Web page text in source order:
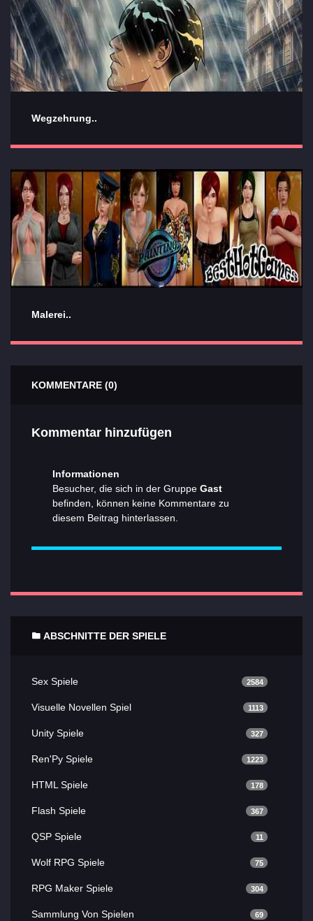
Wegzehrung..
Malerei..
KOMMENTARE (0)
Kommentar hinzufügen
Informationen
Besucher, die sich in der Gruppe Gast
befinden, können keine Kommentare zu
diesem Beitrag hinterlassen.
ABSCHNITTE DER SPIELE
Sex Spiele 2584
Visuelle Novellen Spiel 1113
Unity Spiele 327
Ren'Py Spiele 1223
HTML Spiele 178
Flash Spiele 367
QSP Spiele 11
Wolf RPG Spiele 75
RPG Maker Spiele 304
Sammlung Von Spielen 69